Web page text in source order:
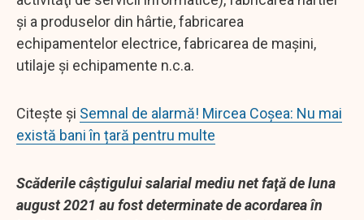
şi a produselor din hârtie, fabricarea
echipamentelor electrice, fabricarea de maşini,
utilaje şi echipamente n.c.a.
Citește și Semnal de alarmă! Mircea Coșea: Nu mai
există bani în țară pentru multe
Scăderile câştigului salarial mediu net faţă de luna
august 2021 au fost determinate de acordarea în